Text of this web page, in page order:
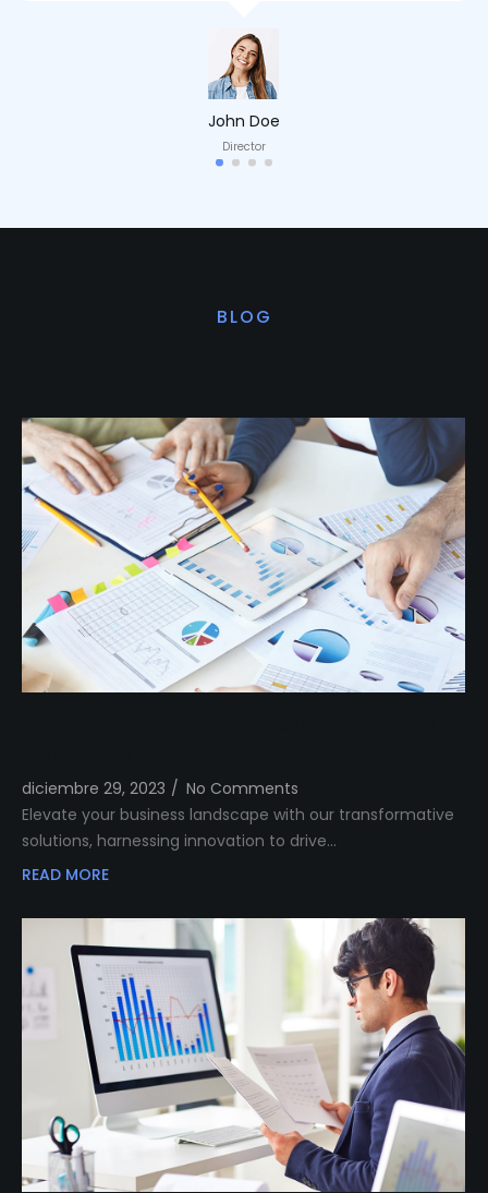
John Doe
Director
BLOG
diciembre 29, 2023 / No Comments
Elevate your business landscape with our transformative
solutions, harnessing innovation to drive…
READ MORE